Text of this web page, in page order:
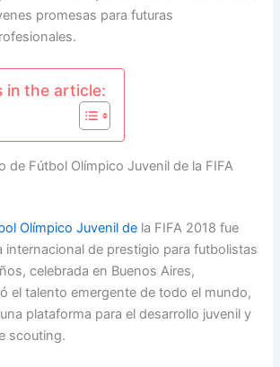
promesas para futuras
in the article:
de Fútbol Olímpico Juvenil de la FIFA
Olímpico Juvenil de la FIFA 2018 fue
internacional de prestigio para futbolistas
celebrada en Buenos Aires,
el talento emergente de todo el mundo,
plataforma para el desarrollo juvenil y
scouting.